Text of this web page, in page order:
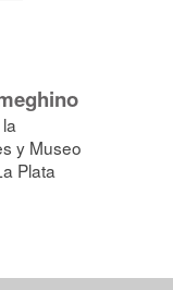
y Museo
Plata